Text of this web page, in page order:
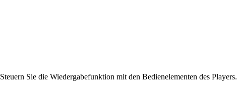
Steuern Sie die Wiedergabefunktion mit den Bedienelementen des Players.